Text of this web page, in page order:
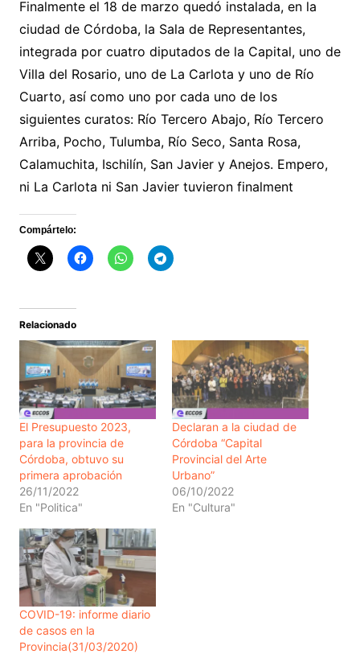
Finalmente el 18 de marzo quedó instalada, en la
ciudad de Córdoba, la Sala de Representantes,
integrada por cuatro diputados de la Capital, uno de
Villa del Rosario, uno de La Carlota y uno de Río
Cuarto, así como uno por cada uno de los
siguientes curatos: Río Tercero Abajo, Río Tercero
Arriba, Pocho, Tulumba, Río Seco, Santa Rosa,
Calamuchita, Ischilín, San Javier y Anejos. Empero,
ni La Carlota ni San Javier tuvieron finalment
Compártelo:
Relacionado
El Presupuesto 2023,
para la provincia de
Córdoba, obtuvo su
primera aprobación
26/11/2022
En "Politica"
Declaran a la ciudad de
Córdoba “Capital
Provincial del Arte
Urbano”
06/10/2022
En "Cultura"
COVID-19: informe diario
de casos en la
Provincia(31/03/2020)